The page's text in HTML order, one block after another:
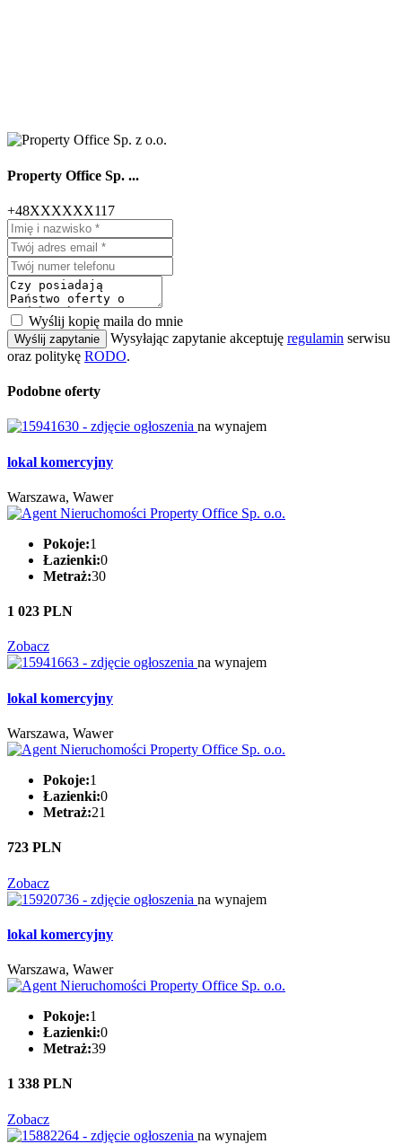
Property Office Sp. ...
+48XXXXXX117
Wyślij kopię maila do mnie
Wyślij zapytanie Wysyłając zapytanie akceptuję regulamin serwisu
oraz politykę RODO.
Podobne oferty
na wynajem
lokal komercyjny
Warszawa, Wawer
Pokoje:1
Łazienki:0
Metraż:30
1 023 PLN
Zobacz
na wynajem
lokal komercyjny
Warszawa, Wawer
Pokoje:1
Łazienki:0
Metraż:21
723 PLN
Zobacz
na wynajem
lokal komercyjny
Warszawa, Wawer
Pokoje:1
Łazienki:0
Metraż:39
1 338 PLN
Zobacz
na wynajem